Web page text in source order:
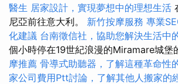
醫生 居家設計，實現夢想中的理想生活
尼亞前往意大利。 新竹按摩服務 專業
化建議 台南徵信社，協助您解決生活中
個小時停在19世紀浪漫的Miramare城堡
摩推薦 骨導式助聽器，了解這種革命性
家公司費用Ptt討論，了解其他人搬家的